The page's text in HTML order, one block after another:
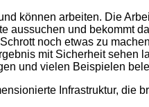
können arbeiten. Die
aussuchen und bekommt
noch etwas zu
mit Sicherheit sehen
und vielen Beispielen
Infrastruktur, die